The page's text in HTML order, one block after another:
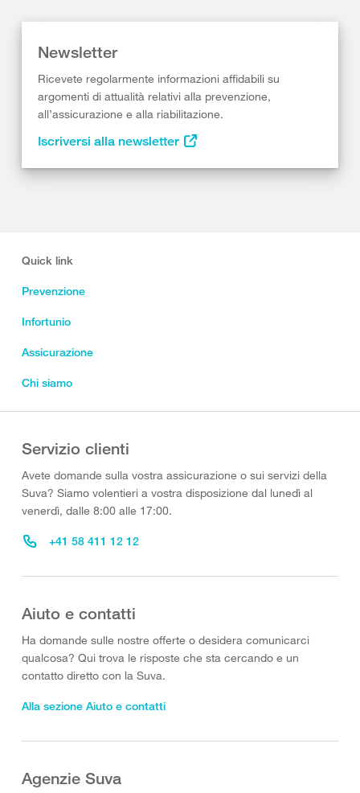
Newsletter
Ricevete regolarmente informazioni affidabili su
argomenti di attualità relativi alla prevenzione,
all’assicurazione e alla riabilitazione.
Iscriversi alla newsletter
Quick link
Prevenzione
Infortunio
Assicurazione
Chi siamo
Servizio clienti
Avete domande sulla vostra assicurazione o sui servizi della
Suva? Siamo volentieri a vostra disposizione dal lunedì al
venerdì, dalle 8:00 alle 17:00.
+41 58 411 12 12
Aiuto e contatti
Ha domande sulle nostre offerte o desidera comunicarci
qualcosa? Qui trova le risposte che sta cercando e un
contatto diretto con la Suva.
Alla sezione Aiuto e contatti
Agenzie Suva